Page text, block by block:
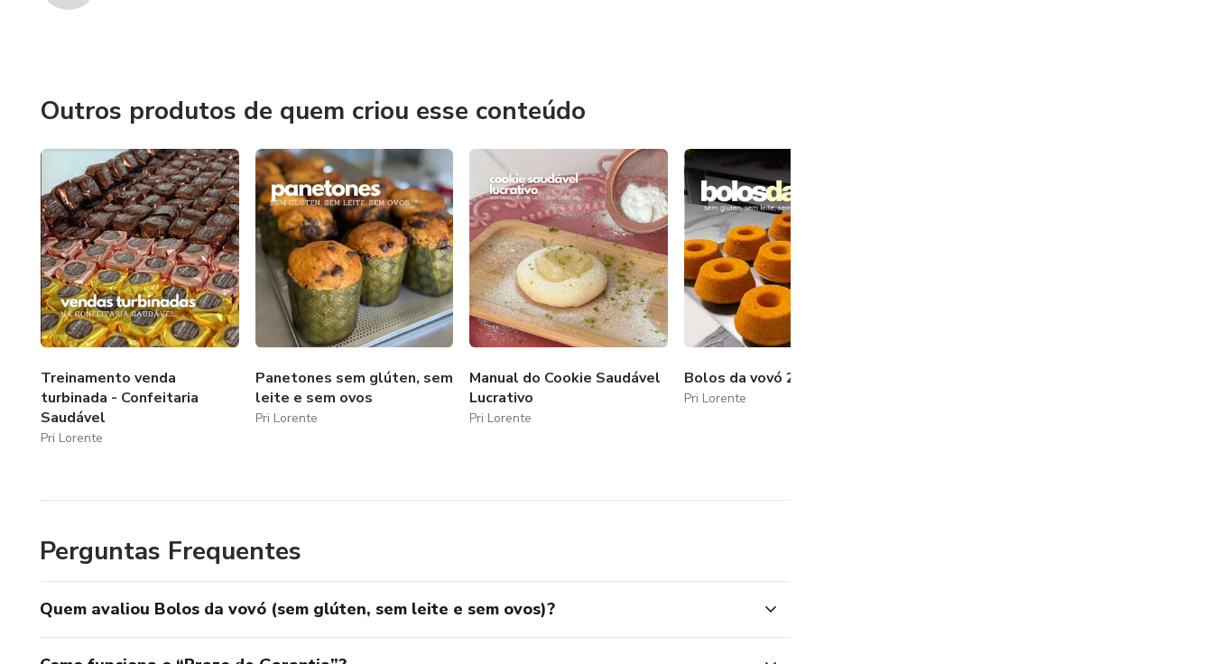
Outros produtos de quem criou esse conteúdo
Treinamento venda
turbinada - Confeitaria
Saudável
Pri Lorente
Panetones sem glúten, sem
leite e sem ovos
Pri Lorente
Manual do Cookie Saudável
Lucrativo
Pri Lorente
Bolos da vovó 2.0
Pri Lorente
Perguntas Frequentes
Quem avaliou Bolos da vovó (sem glúten, sem leite e sem ovos)?